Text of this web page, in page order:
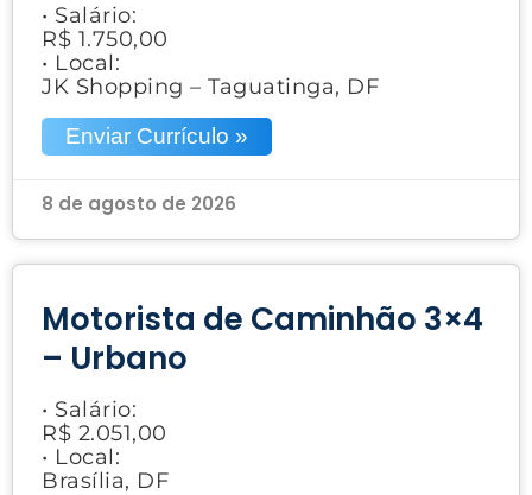
• Salário:
R$ 1.750,00
• Local:
JK Shopping – Taguatinga, DF
Enviar Currículo »
8 de agosto de 2026
Motorista de Caminhão 3×4
– Urbano
• Salário:
R$ 2.051,00
• Local:
Brasília, DF